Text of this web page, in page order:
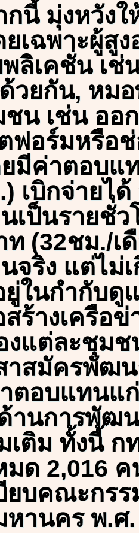
กนี้ มุ่งหวัง
เฉพาะผู้สูง
ลิเคชั่น เช่
ด้วยกัน, หม
น เช่น อ
ฟอร์มหรือ
ยมีค่าตอบแ
เบิกจ่ายไ
เป็นรายชั่
ท (32ชม./เ
จริง แต่ไม่
ยู่ในกำกับดู
ร้างเครือ
แต่ละชุมช
าสมัครพัฒ
ตอบแทนแ
านการพัฒ
เติม ทั้งนี้ ก
มด 2,016
ยบคณะกร
หานคร พ.ศ